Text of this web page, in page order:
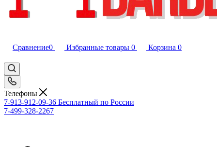
Сравнение0 Избранные товары 0 Корзина 0
Телефоны
7-913-912-09-36 Бесплатный по России
7-499-328-2267